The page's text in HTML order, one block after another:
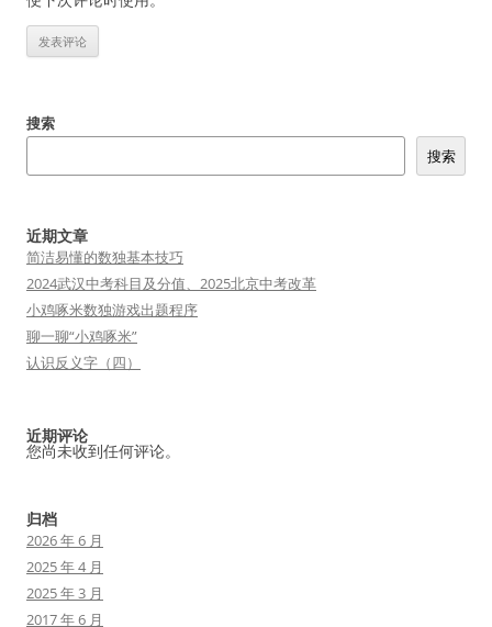
搜索
搜索
近期文章
简洁易懂的数独基本技巧
2024武汉中考科目及分值、2025北京中考改革
小鸡啄米数独游戏出题程序
聊一聊“小鸡啄米”
认识反义字（四）
近期评论
您尚未收到任何评论。
归档
2026 年 6 月
2025 年 4 月
2025 年 3 月
2017 年 6 月